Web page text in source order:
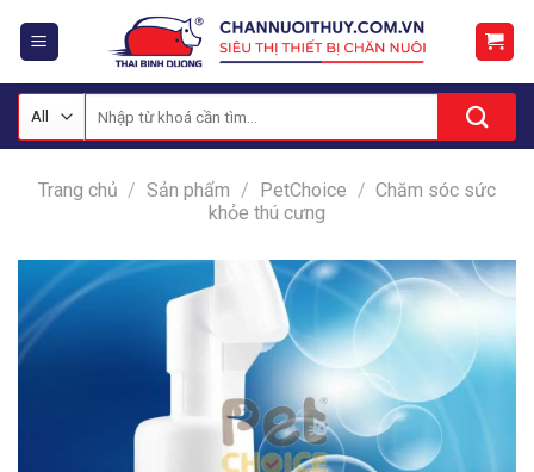
kiếm:
Trang chủ / Sản phẩm / PetChoice / Chăm sóc sức
khỏe thú cưng